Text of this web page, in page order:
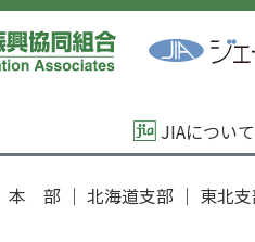
JIAについて
本 部 ｜ 北海道支部 ｜ 東北